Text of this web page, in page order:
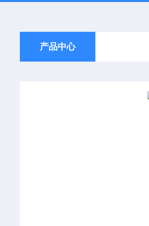
产品中心